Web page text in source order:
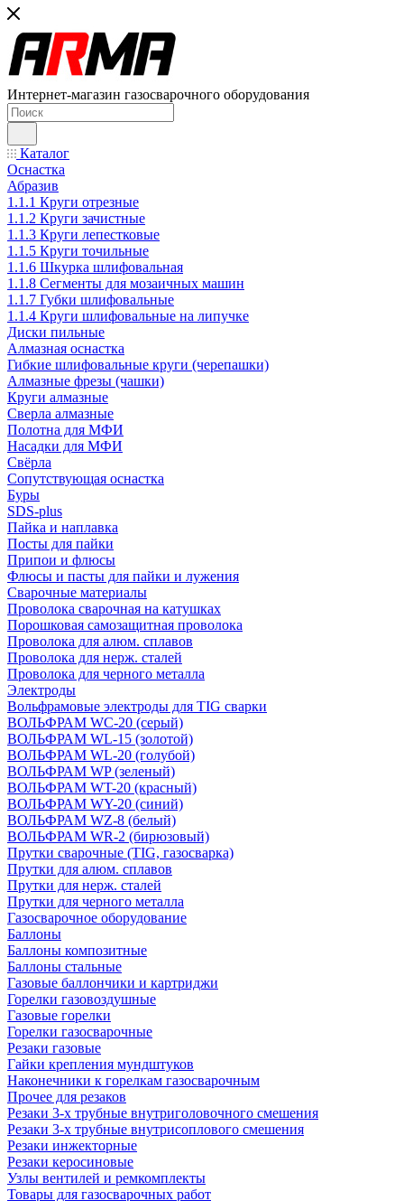
Интернет-магазин газосварочного оборудования
Каталог
Оснастка
Абразив
1.1.1 Круги отрезные
1.1.2 Круги зачистные
1.1.3 Круги лепестковые
1.1.5 Круги точильные
1.1.6 Шкурка шлифовальная
1.1.8 Сегменты для мозаичных машин
1.1.7 Губки шлифовальные
1.1.4 Круги шлифовальные на липучке
Диски пильные
Алмазная оснастка
Гибкие шлифовальные круги (черепашки)
Алмазные фрезы (чашки)
Круги алмазные
Сверла алмазные
Полотна для МФИ
Насадки для МФИ
Свёрла
Сопутствующая оснастка
Буры
SDS-plus
Пайка и наплавка
Посты для пайки
Припои и флюсы
Флюсы и пасты для пайки и лужения
Сварочные материалы
Проволока сварочная на катушках
Порошковая самозащитная проволока
Проволока для алюм. сплавов
Проволока для нерж. сталей
Проволока для черного металла
Электроды
Вольфрамовые электроды для TIG сварки
ВОЛЬФРАМ WC-20 (серый)
ВОЛЬФРАМ WL-15 (золотой)
ВОЛЬФРАМ WL-20 (голубой)
ВОЛЬФРАМ WP (зеленый)
ВОЛЬФРАМ WT-20 (красный)
ВОЛЬФРАМ WY-20 (синий)
ВОЛЬФРАМ WZ-8 (белый)
ВОЛЬФРАМ WR-2 (бирюзовый)
Прутки сварочные (TIG, газосварка)
Прутки для алюм. сплавов
Прутки для нерж. сталей
Прутки для черного металла
Газосварочное оборудование
Баллоны
Баллоны композитные
Баллоны стальные
Газовые баллончики и картриджи
Горелки газовоздушные
Газовые горелки
Горелки газосварочные
Резаки газовые
Гайки крепления мундштуков
Наконечники к горелкам газосварочным
Прочее для резаков
Резаки 3-х трубные внутриголовочного смешения
Резаки 3-х трубные внутрисоплового смешения
Резаки инжекторные
Резаки керосиновые
Узлы вентилей и ремкомплекты
Товары для газосварочных работ